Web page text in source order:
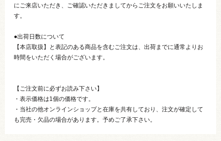
にご来店いただき、ご確認いただきましてからご注文をお願いいたしま
す。
●出荷日数について
【本店取扱】と表記のある商品を含むご注文は、出荷までに通常よりお
時間をいただく場合がございます。
【ご注文前に必ずお読み下さい】
・表示価格は1個の価格です。
・当社の他オンラインショップと在庫を共有しており、注文が確定して
も完売・欠品の場合があります。予めご了承下さい。